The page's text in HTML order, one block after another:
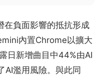
在負面影響的抵抗形成
內置Chrome以擴大
日新增曲目中44%由AI
AI濫用風險。與此同